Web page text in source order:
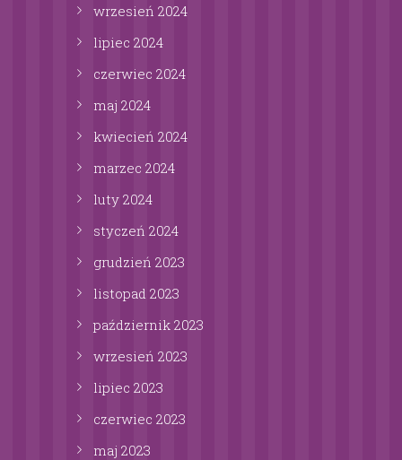
wrzesień 2024
lipiec 2024
czerwiec 2024
maj 2024
kwiecień 2024
marzec 2024
luty 2024
styczeń 2024
grudzień 2023
listopad 2023
październik 2023
wrzesień 2023
lipiec 2023
czerwiec 2023
maj 2023